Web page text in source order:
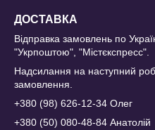
ДОСТАВКА
Відправка замовлень по
"Укрпоштою", "Містєкспресс".
Надсилання на наступний
замовлення.
+380 (98) 626-12-34 Олег
+380 (50) 080-48-84 Анатолій